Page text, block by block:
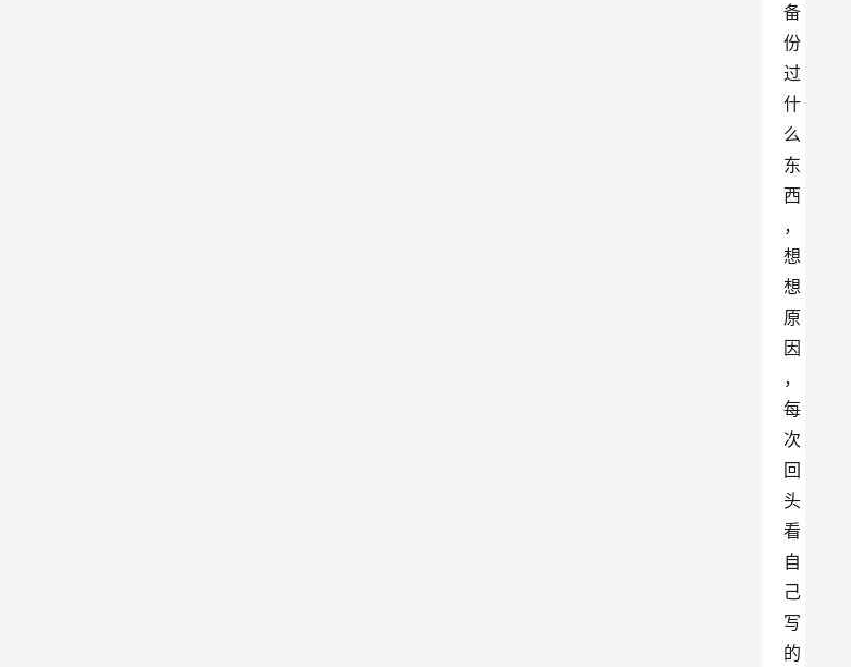
备
份
过
什
么
东
西
，
想
想
原
因
，
每
次
回
头
看
自
己
写
的